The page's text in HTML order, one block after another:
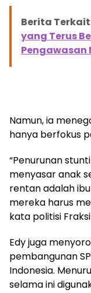
Berita
yang Terus
Pengawasan
Namun, ia
hanya berfokus
“Penurunan
menyasar anak
rentan adalah
mereka harus
kata politisi Fraksi
Edy juga
pembangunan
Indonesia.
selama ini